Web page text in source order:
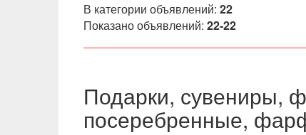
В категории объявлений: 22
Показано объявлений: 22-22
Подарки, сувениры,
посеребренные,